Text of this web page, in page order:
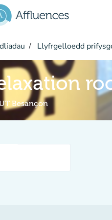
Llyfrgelloedd
Besançon